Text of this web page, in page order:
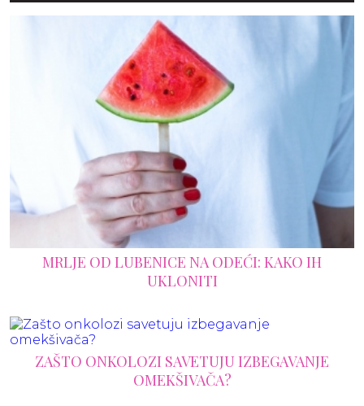
MRLJE OD LUBENICE NA ODEĆI: KAKO IH
UKLONITI
ZAŠTO ONKOLOZI SAVETUJU IZBEGAVANJE
OMEKŠIVAČA?